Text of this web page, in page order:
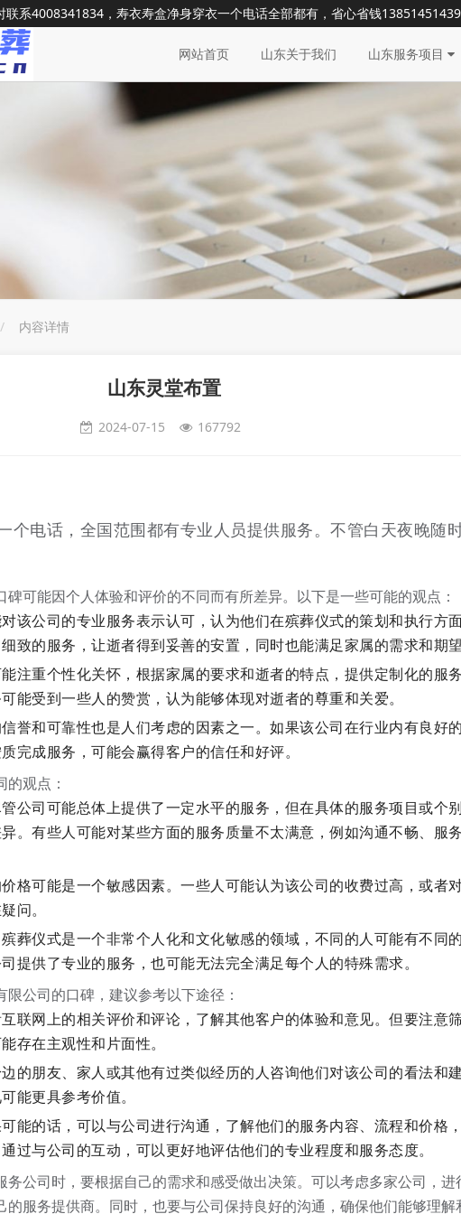
联系4008341834 ，寿衣寿盒净身穿衣一个电话全部都有，省心省钱13851451439
网站首页 山东关于我们 山东服务项目
内容详情
山东灵堂布置
2024-07-15 167792
个电话，全国范围都有专业人员提供服务。不管白天夜晚随
可能因个人体验和评价的不同而有所差异。以下是一些可能的观点：
对该公司的专业服务表示认可，认为他们在殡葬仪式的策划和执行方
致的服务，让逝者得到妥善的安置，同时也能满足家属的需求和期望
注重个性化关怀，根据家属的要求和逝者的特点，提供定制化的服
能受到一些人的赞赏，认为能够体现对逝者的尊重和关爱。
信誉和可靠性也是人们考虑的因素之一。如果该公司在行业内有良好
完成服务，可能会赢得客户的信任和好评。
观点：
管公司可能总体上提供了一定水平的服务，但在具体的服务项目或个
。有些人可能对某些方面的服务质量不太满意，例如沟通不畅、服
价格可能是一个敏感因素。一些人可能认为该公司的收费过高，或者
问。
殡葬仪式是一个非常个人化和文化敏感的领域，不同的人可能有不同
提供了专业的服务，也可能无法完全满足每个人的特殊需求。
公司的口碑，建议参考以下途径：
联网上的相关评价和评论，了解其他客户的体验和意见。但要注意
存在主观性和片面性。
边的朋友、家人或其他有过类似经历的人咨询他们对该公司的看法和建
能更具参考价值。
可能的话，可以与公司进行沟通，了解他们的服务内容、流程和价格
过与公司的互动，可以更好地评估他们的专业程度和服务态度。
务公司时，要根据自己的需求和感受做出决策。可以考虑多家公司，进
的服务提供商。同时，也要与公司保持良好的沟通，确保他们能够理解